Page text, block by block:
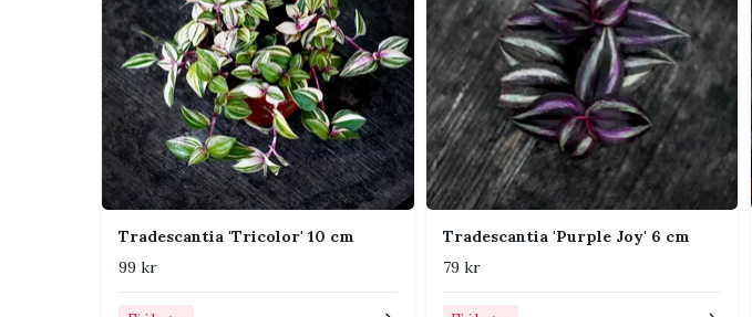
Ljus
Ljust till halvskuggigt läge med indirekt ljus.
och rosa sorter behöver mer ljus för att behålla
Vattning
Vattna när det översta jordlagret har torkat
låta växten stå konstant blöt.
Jord
Luftig och väldränerad blomjord. Blanda gärna
jorden känns kompakt.
risken för svampangrepp och mjuka skott.
Tradescantia 'Tricolor' 10 cm
99 kr
Tradescantia 'Purple Joy' 6 cm
79 kr